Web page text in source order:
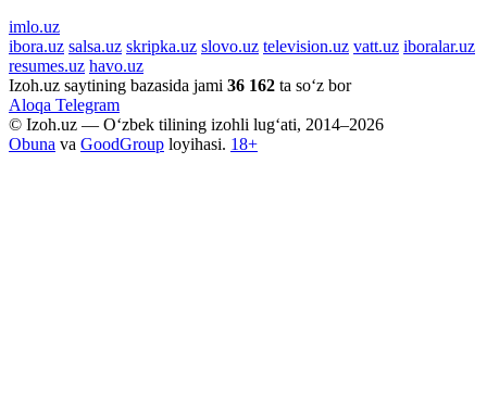
imlo.uz
ibora.uz salsa.uz skripka.uz slovo.uz television.uz vatt.uz iboralar.uz
resumes.uz havo.uz
Izoh.uz saytining bazasida jami 36 162 ta so‘z bor
Aloqa Telegram
© Izoh.uz — O‘zbek tilining izohli lug‘ati, 2014–2026
Obuna va GoodGroup loyihasi. 18+